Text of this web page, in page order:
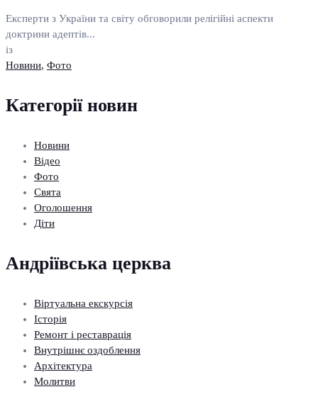
Експерти з України та світу обговорили релігійні аспекти
доктрини адептів...
із
Новини, Фото
Категорії новин
Новини
Відео
Фото
Свята
Оголошення
Діти
Андріївська церква
Віртуальна екскурсія
Історія
Ремонт і реставрація
Внутрішнє оздоблення
Архітектура
Молитви